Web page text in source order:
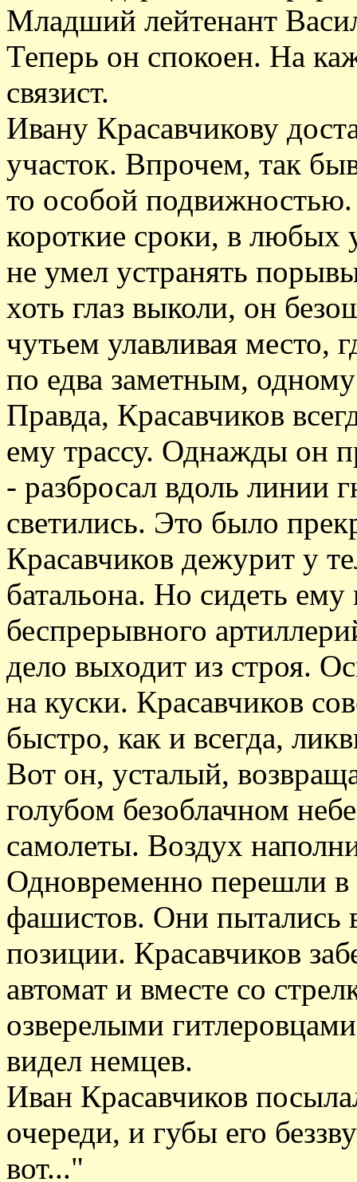
Младший лейтенант
Теперь он спокоен. На
связист.
Ивану Красавчикову
участок. Впрочем, так
то особой
короткие сроки, в любых
не умел устранять
хоть глаз выколи, он
чутьем улавливая место,
по едва заметным,
Правда, Красавчиков
ему трассу. Однажды он
- разбросал вдоль
светились. Это было
Красавчиков дежурит у
батальона. Но сидеть
беспрерывного
дело выходит из строя.
на куски. Красавчиков
быстро, как и всегда,
Вот он, усталый,
голубом безоблачном
самолеты. Воздух
Одновременно перешли в
фашистов. Они пытались
позиции. Красавчиков
автомат и вместе со
озверелыми
видел немцев.
Иван Красавчиков
очереди, и губы его
вот..."